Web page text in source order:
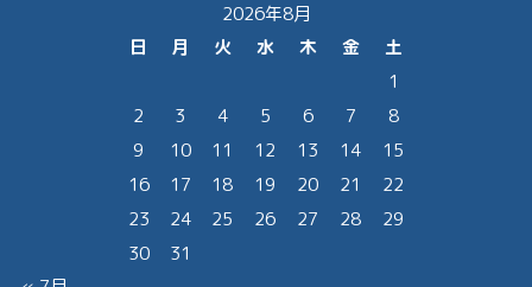
2026年8月
日
月 火 水 木 金
土
1
2
3 4 5 6 7
8
9
10 11 12 13 14
15
16
17 18 19 20 21
22
23
24 25 26 27 28
29
30
31